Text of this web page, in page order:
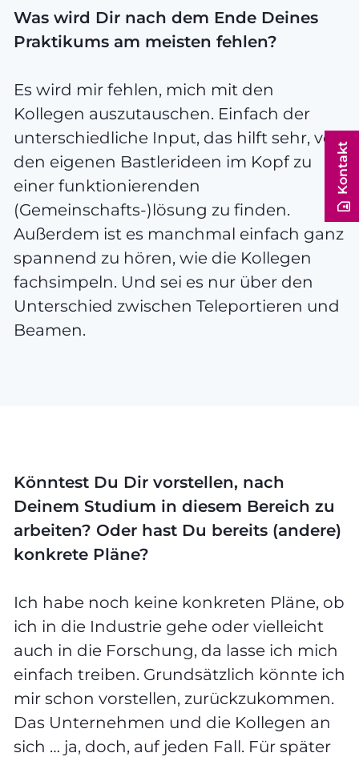
Was wird Dir nach dem Ende Deines
Praktikums am meisten fehlen?
Es wird mir fehlen, mich mit den
Kollegen auszutauschen. Einfach der
unterschiedliche Input, das hilft sehr, von
den eigenen Bastlerideen im Kopf zu
einer funktionierenden
(Gemeinschafts-)lösung zu finden.
Außerdem ist es manchmal einfach ganz
spannend zu hören, wie die Kollegen
fachsimpeln. Und sei es nur über den
Unterschied zwischen Teleportieren und
Beamen.
Könntest Du Dir vorstellen, nach
Deinem Studium in diesem Bereich zu
arbeiten? Oder hast Du bereits (andere)
konkrete Pläne?
Ich habe noch keine konkreten Pläne, ob
ich in die Industrie gehe oder vielleicht
auch in die Forschung, da lasse ich mich
einfach treiben. Grundsätzlich könnte ich
mir schon vorstellen, zurückzukommen.
Das Unternehmen und die Kollegen an
sich … ja, doch, auf jeden Fall. Für später
Kontakt